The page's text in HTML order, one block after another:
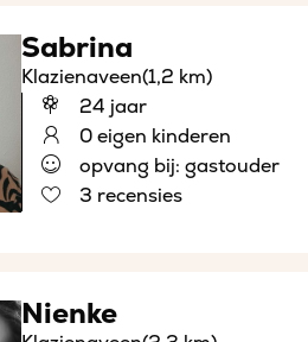
Sabrina
Klazienaveen(1,2 km)
24 jaar
0 eigen kinderen
opvang bij: gastouder
3 recensies
Nienke